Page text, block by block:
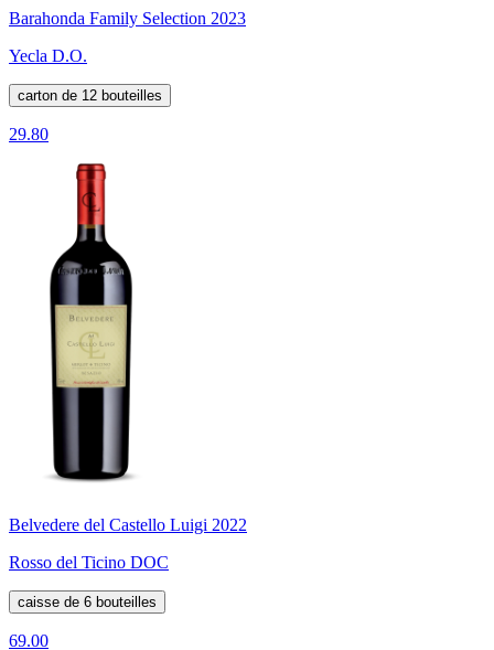
Barahonda Family Selection 2023
Yecla D.O.
carton de 12 bouteilles
29.80
Belvedere del Castello Luigi 2022
Rosso del Ticino DOC
caisse de 6 bouteilles
69.00